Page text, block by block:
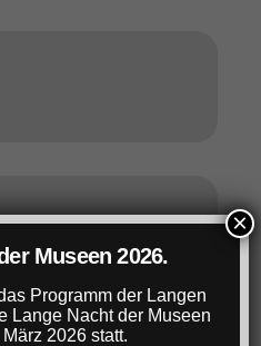
Museen 2026.
Programm der Langen
Lange Nacht der Museen
2026 statt.
×